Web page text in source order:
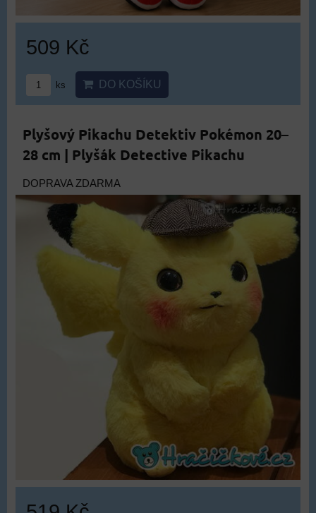
509 Kč
ks DO KOŠÍKU
Plyšový Pikachu Detektiv Pokémon 20–
28 cm | Plyšák Detective Pikachu
DOPRAVA ZDARMA